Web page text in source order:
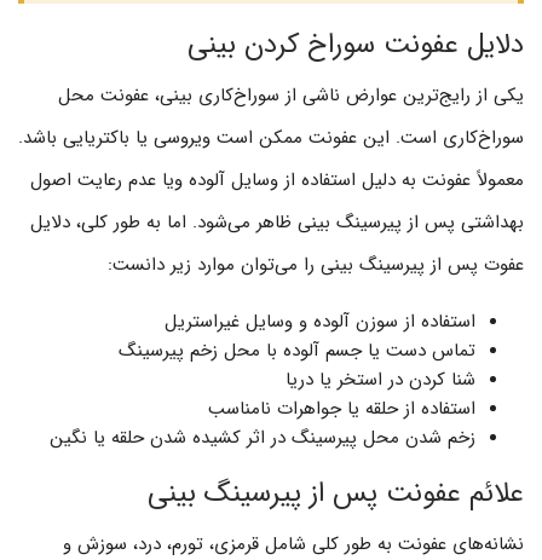
دلایل عفونت سوراخ کردن بینی
یکی از رایج‌ترین عوارض ناشی از سوراخ‌کاری بینی، عفونت محل
سوراخ‌کاری است. این عفونت ممکن است ویروسی یا باکتریایی باشد.
معمولاً عفونت به دلیل استفاده از وسایل آلوده ویا عدم رعایت اصول
بهداشتی پس از پیرسینگ بینی ظاهر می‌شود. اما به طور کلی، دلایل
عفوت پس از پیرسینگ بینی را می‌توان موارد زیر دانست:
استفاده از سوزن آلوده و وسایل غیراستریل
تماس دست یا جسم آلوده با محل زخم پیرسینگ
شنا کردن در استخر یا دریا
استفاده از حلقه یا جواهرات نامناسب
زخم شدن محل پیرسینگ در اثر کشیده شدن حلقه یا نگین
علائم عفونت پس از پیرسینگ بینی
نشانه‌های عفونت به طور کلی شامل قرمزی، تورم، درد، سوزش و